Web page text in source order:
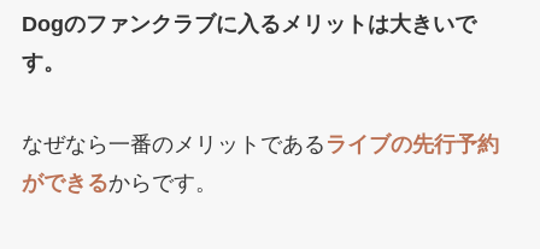
Dogのファンクラブに入るメリットは大きいで
す。
なぜなら一番のメリットである ライブの先行予約
ができるからです。